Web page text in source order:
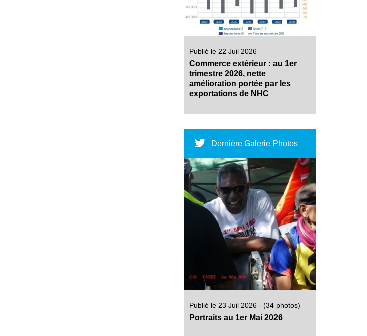
Publié le 22 Juil 2026
Commerce extérieur : au 1er
trimestre 2026, nette
amélioration portée par les
exportations de NHC
Dernière Galerie Photos
Publié le 23 Juil 2026 - (34 photos)
Portraits au 1er Mai 2026